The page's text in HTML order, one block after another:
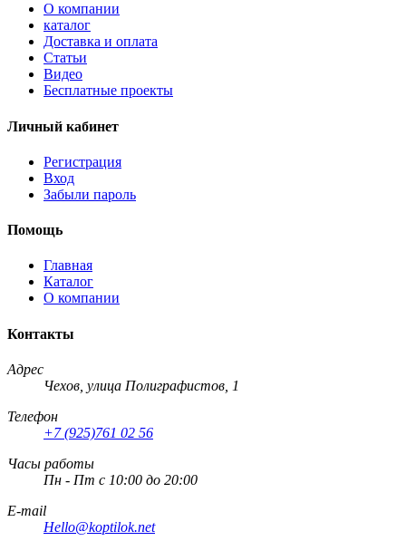
О компании
каталог
Доставка и оплата
Статьи
Видео
Бесплатные проекты
Личный кабинет
Регистрация
Вход
Забыли пароль
Помощь
Главная
Каталог
О компании
Контакты
Адрес
Чехов, улица Полиграфистов, 1
Телефон
+7 (925)761 02 56
Часы работы
Пн - Пт с 10:00 до 20:00
E-mail
Hello@koptilok.net